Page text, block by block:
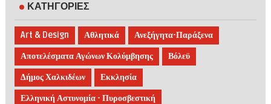
ΚΑΤΗΓΟΡΙΕΣ
Art & Design Αθλητικά Ανεξήγητα-Παράξενα
Αποτελέσματα Αγώνων Κολύμβησης Βόλεϋ
Δήμος Χαλκιδέων Εκκλησία
Ελληνική Αστυνομία - Πυροσβεστική